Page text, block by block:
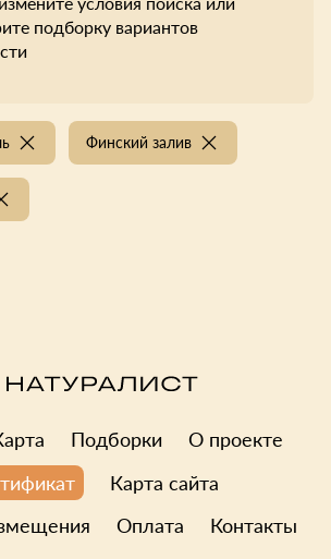
подборку вариантов
Финский залив
Подборки
О проекте
Карта сайта
Оплата Контакты